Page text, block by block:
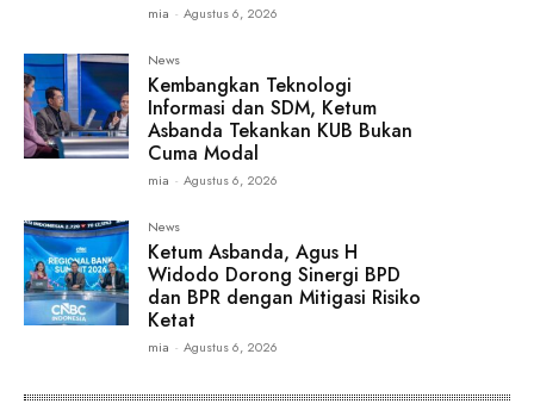
mia - Agustus 6, 2026
News
Kembangkan Teknologi
Informasi dan SDM, Ketum
Asbanda Tekankan KUB Bukan
Cuma Modal
mia - Agustus 6, 2026
News
Ketum Asbanda, Agus H
Widodo Dorong Sinergi BPD
dan BPR dengan Mitigasi Risiko
Ketat
mia - Agustus 6, 2026